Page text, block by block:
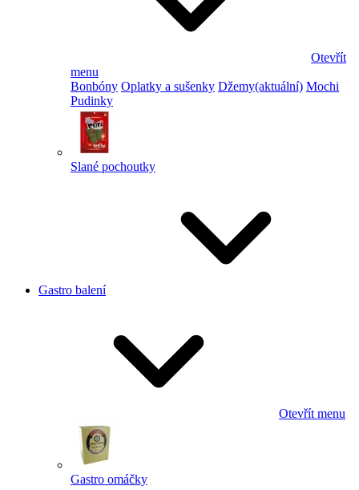
Otevřít
menu
Bonbóny Oplatky a sušenky Džemy(aktuální) Mochi
Pudinky
Slané pochoutky
Gastro balení
Otevřít menu
Gastro omáčky